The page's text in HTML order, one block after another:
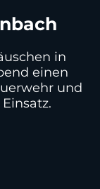
in
einen
und